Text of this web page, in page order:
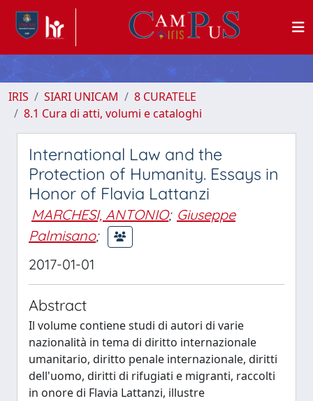
IRIS SIARI UNICAM
8 CURATELE
8.1 Cura di atti, volumi e cataloghi
International Law and the
Protection of Humanity. Essays in
Honor of Flavia Lattanzi
MARCHESI, ANTONIO; Giuseppe
Palmisano;
2017-01-01
Abstract
Il volume contiene studi di autori di varie
nazionalità in tema di diritto internazionale
umanitario, diritto penale internazionale, diritti
dell'uomo, diritti di rifugiati e migranti, raccolti
in onore di Flavia Lattanzi, illustre